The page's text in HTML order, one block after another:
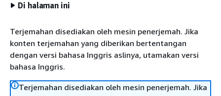
Di halaman ini
Terjemahan disediakan oleh mesin penerjemah. Jika
konten terjemahan yang diberikan bertentangan
dengan versi bahasa Inggris aslinya, utamakan versi
bahasa Inggris.
Terjemahan disediakan oleh mesin penerjemah. Jika